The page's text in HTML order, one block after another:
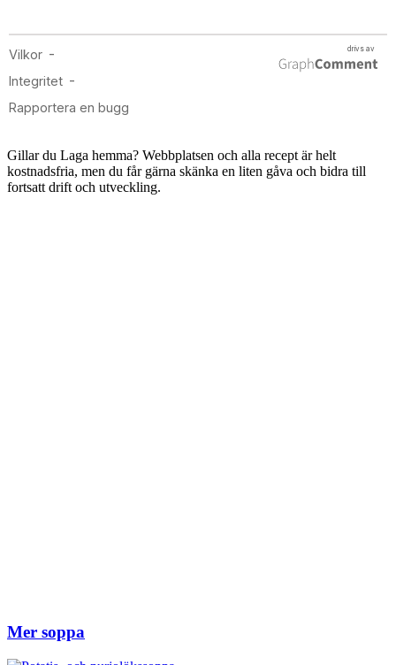
Gillar du Laga hemma? Webbplatsen och alla recept är helt
kostnadsfria, men du får gärna skänka en liten gåva och bidra till
fortsatt drift och utveckling.
Mer soppa